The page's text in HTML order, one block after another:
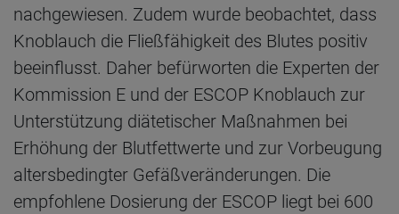
nachgewiesen. Zudem wurde beobachtet, dass
Knoblauch die Fließfähigkeit des Blutes positiv
beeinflusst. Daher befürworten die Experten der
Kommission E und der ESCOP Knoblauch zur
Unterstützung diätetischer Maßnahmen bei
Erhöhung der Blutfettwerte und zur Vorbeugung
altersbedingter Gefäßveränderungen. Die
empfohlene Dosierung der ESCOP liegt bei 600